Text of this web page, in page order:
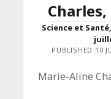
Science et
PUBLISHED 10
Marie-Aline